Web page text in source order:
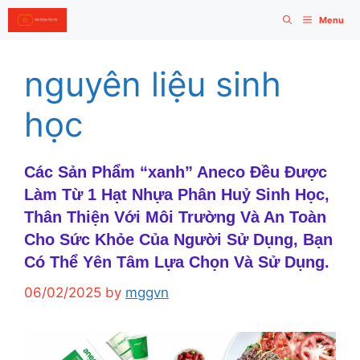
Skip
to
Menu
nguyên liệu sinh
học
Các Sản Phẩm “xanh” Aneco Đều Được
Làm Từ 1 Hạt Nhựa Phân Huỷ Sinh Học,
Thân Thiện Với Môi Trường Và An Toàn
Cho Sức Khỏe Của Người Sử Dụng, Bạn
Có Thể Yên Tâm Lựa Chọn Và Sử Dụng.
06/02/2025 by mggvn